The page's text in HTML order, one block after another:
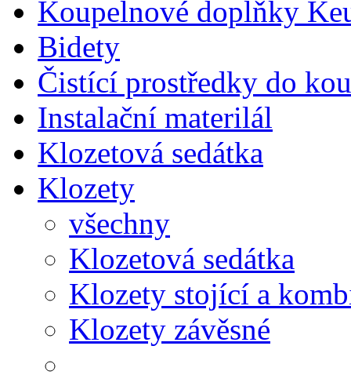
Koupelnové doplňky
Bidety
Čistící prostředky do
Instalační materilál
Klozetová sedátka
Klozety
všechny
Klozetová sedátka
Klozety stojící a
Klozety závěsné